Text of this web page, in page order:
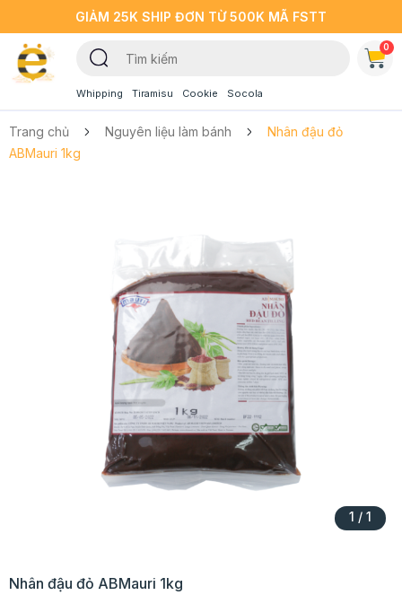
GIẢM 25K SHIP ĐƠN TỪ 500K MÃ FSTT
Whipping Tiramisu Cookie Socola
0
Trang chủ Nguyên liệu làm bánh
Nhân đậu đỏ
ABMauri 1kg
1 / 1
Nhân đậu đỏ ABMauri 1kg